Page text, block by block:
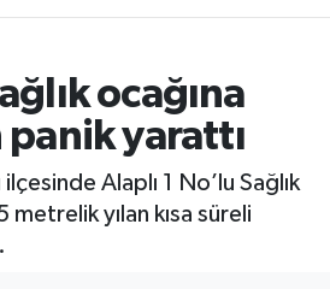
ocağına
panik yarattı
Alaplı 1 No’lu Sağlık
metrelik yılan kısa süreli
Durumu
Yoğunluk Haritası
Fikstür